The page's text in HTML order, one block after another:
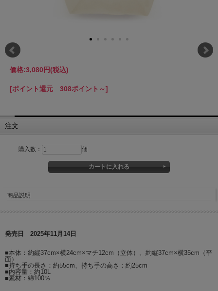
価格:3,080円(税込)
[ポイント還元 308ポイント～]
注文
購入数： 個
商品説明
発売日 2025年11月14日
■本体：約縦37cm×横24cm×マチ12cm（立体）、約縦37cm×横35cm（平
面）
■持ち手の長さ：約55cm、持ち手の高さ：約25cm
■内容量：約10L
■素材：綿100％